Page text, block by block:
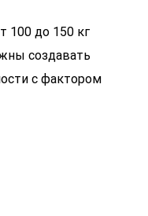
100 до 150 кг
создавать
с фактором